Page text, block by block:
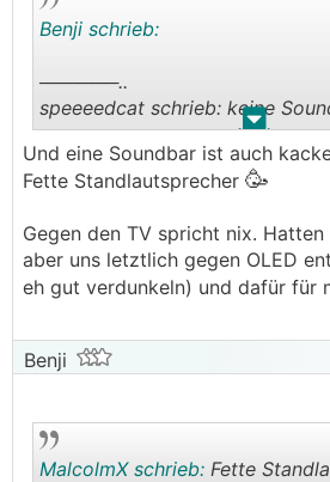
. .
Benji schrieb:
──────..
speeeedcat schrieb: keine
───────────────
frei nach dem alten Spruch
(möglichst flachen) TV wirst du
rausbringen. Geht einfach
Nein, geht nicht.
Und eine Soundbar ist auch
Fette Standlautsprecher 🥳
Gegen den TV spricht nix.
aber uns letztlich gegen OLED
eh gut verdunkeln) und dafür für
Benji
MalcolmX schrieb: Fette